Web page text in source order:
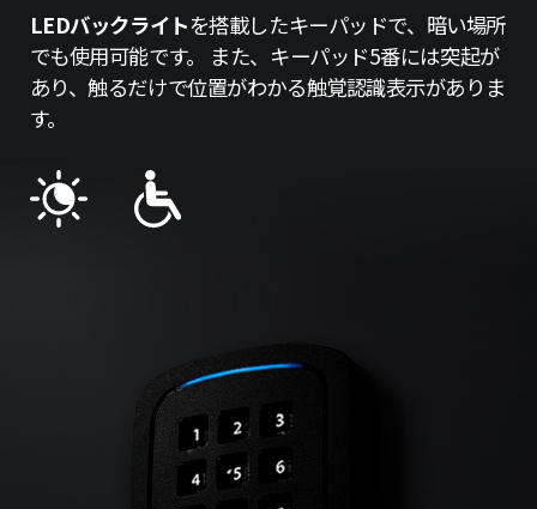
LEDバックライトを搭載したキーパッドで、暗い場所
でも使用可能です。 また、キーパッド5番には突起が
あり、触るだけで位置がわかる触覚認識表示がありま
す。